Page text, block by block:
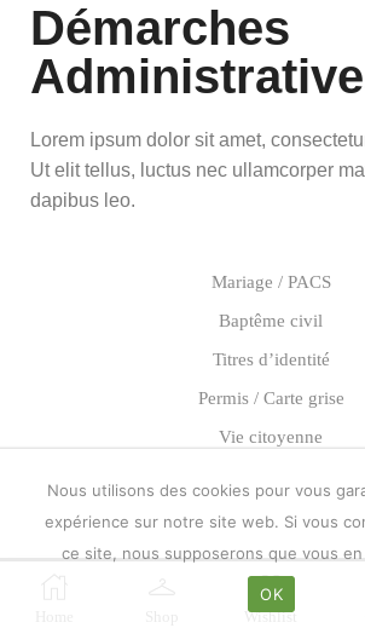
Démarches
Lorem ipsum dolor sit amet,
Ut elit tellus, luctus nec ullamcorper
dapibus leo.
Mariage / PACS
Baptême civil
Titres d’identité
Permis / Carte grise
Vie citoyenne
miseenligne.com
Wishlist
Nous utilisons des cookies pour vous
expérience sur notre site web. Si vous
ce site, nous supposerons que vous
OK